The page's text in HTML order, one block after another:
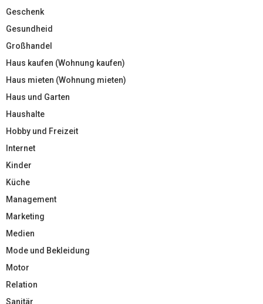
Geschenk
Gesundheid
Großhandel
Haus kaufen (Wohnung kaufen)
Haus mieten (Wohnung mieten)
Haus und Garten
Haushalte
Hobby und Freizeit
Internet
Kinder
Küche
Management
Marketing
Medien
Mode und Bekleidung
Motor
Relation
Sanitär